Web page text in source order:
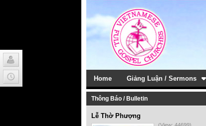
Home Giảng Luận / Sermons
Thông Báo / Bulletin
Lễ Thờ Phượng